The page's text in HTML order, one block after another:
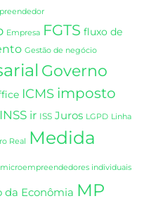
Empresa FGTS fluxo de
Gestão de negócio
Governo
ICMS imposto
INSS ir ISS Juros LGPD Linha
Real Medida
microempreendedores individuais
da Econômia MP